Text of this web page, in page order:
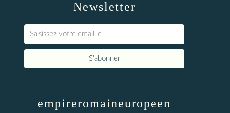
Newsletter
empireromaineuropeen